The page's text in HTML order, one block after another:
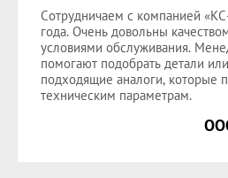
Сотрудничаем с компанией
года. Очень довольны
условиями обслуживания.
помогают подобрать детали
подходящие аналоги, которые
техническим параметрам.